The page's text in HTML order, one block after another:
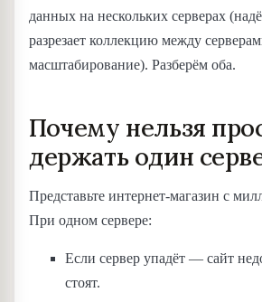
данных на нескольких серверах
разрезает коллекцию между
масштабирование). Разберём оба.
Почему нельзя
держать один
Представьте интернет-магазин с
При одном сервере:
Если сервер упадёт — сайт
стоят.